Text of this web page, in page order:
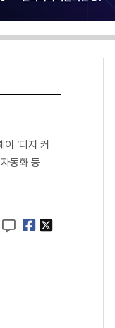
‘디지 커
동화 등